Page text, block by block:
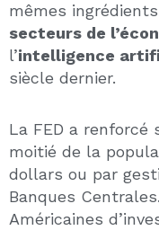
Cet Etat a su
écologique que
familialeet ce
Les nombreux
à cet Etat trop